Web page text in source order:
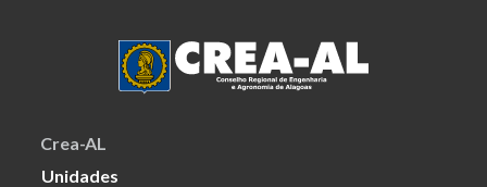
Crea-AL
Unidades